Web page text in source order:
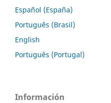
Español (España)
Português (Brasil)
English
Português (Portugal)
Información